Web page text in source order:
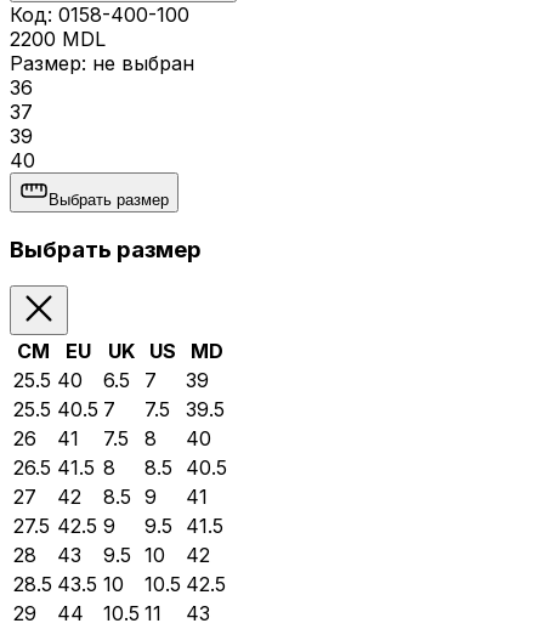
Код: 0158-400-100
2200 MDL
Размер: не выбран
36
37
39
40
Выбрать размер
Выбрать размер
CM EU UK US
MD
25.5 40 6.5 7
39
25.5 40.5 7 7.5
39.5
26
41 7.5 8
40
26.5 41.5 8 8.5
40.5
27
42 8.5 9
41
27.5 42.5 9 9.5
41.5
28
43 9.5 10
42
28.5 43.5 10 10.5 42.5
29
44 10.5 11
43